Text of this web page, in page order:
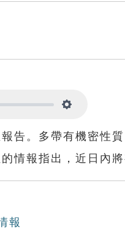
告。多帶有機密性質
情報指出，近日內
報